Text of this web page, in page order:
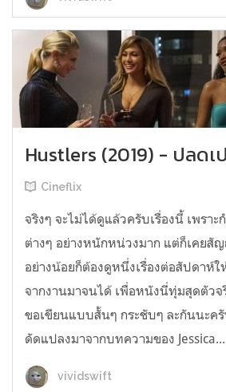
Hustlers (2019) - ปลดเ
Cineflix
จริงๆ จะไม่ได้ดูแล้วครับเรื่องนี้ เพรา
ต่างๆ อย่างหนักหน่วงมาก แต่ก็เคยสั
อย่างน้อยก็ต้องดูหนึ่งเรื่องต่อสัปดาห์
จากงานมาจนได้ เพื่อหนังนี่ทุ่มสุดตัวจ
ขอเขียนแบบสั้นๆ กระชับๆ ละกันนะค
ดัดแปลงมาจากบทความของ Jessica...
vividswift